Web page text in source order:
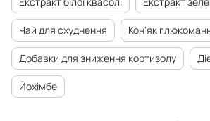
Чай для схуднення Кон'як
Добавки для зниження кортизолу
Йохімбе